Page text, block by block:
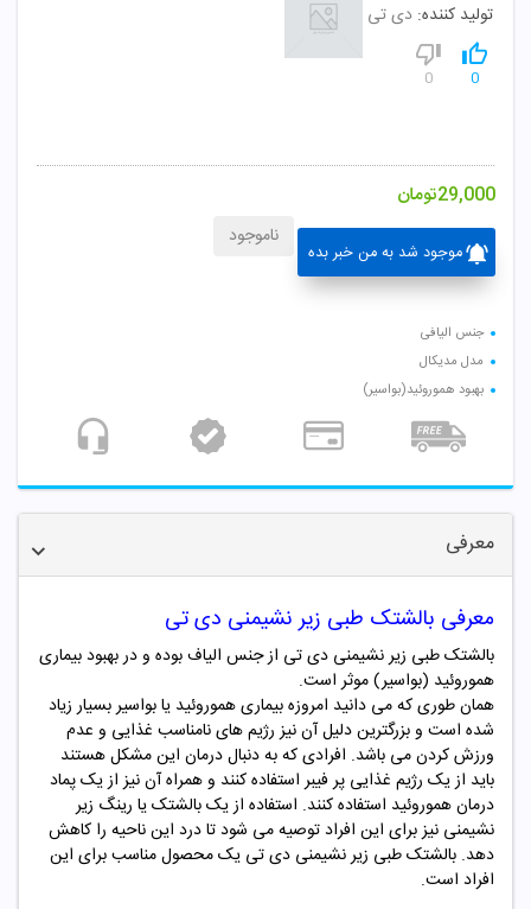
تولید کننده: دی تی
0
0
29,000تومان
موجود شد به من خبر بده
ناموجود
جنس الیافی
مدل مدیکال
بهبود هموروئید(بواسیر)
معرفی
معرفی بالشتک طبی زیر نشیمنی دی تی
بالشتک طبی زیر نشیمنی دی تی از جنس الیاف بوده و در بهبود بیماری
هموروئید (بواسیر) موثر است.
همان طوری که می دانید امروزه بیماری هموروئید یا بواسیر بسیار زیاد
شده است و بزرگترین دلیل آن نیز رژیم های نامناسب غذایی و عدم
ورزش کردن می باشد. افرادی که به دنبال درمان این مشکل هستند
باید از یک رژیم غذایی پر فیبر استفاده کنند و همراه آن نیز از یک پماد
درمان هموروئید استفاده کنند. استفاده از یک بالشتک یا رینگ زیر
نشیمنی نیز برای این افراد توصیه می شود تا درد این ناحیه را کاهش
دهد. بالشتک طبی زیر نشیمنی دی تی یک محصول مناسب برای این
افراد است.